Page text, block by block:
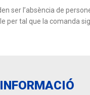
ser l’absència de
tal que la comanda
INFORMACIÓ